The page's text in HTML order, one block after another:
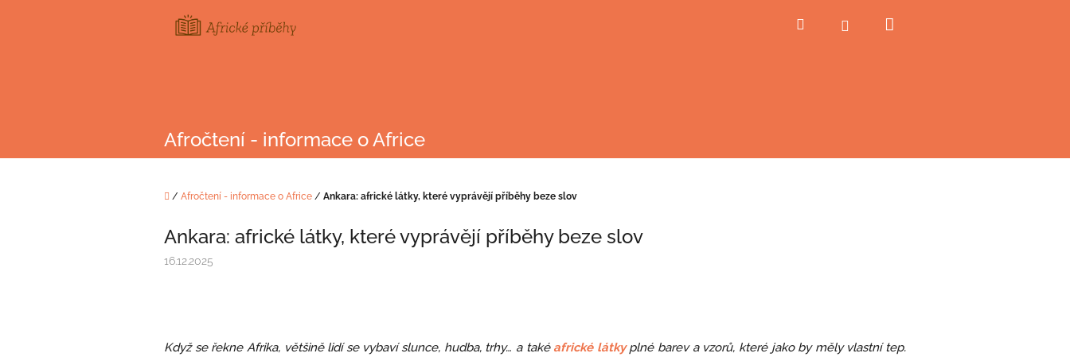
Hledat Přihlášení
Afročtení - informace o Africe
Domů
/ Afročtení - informace o Africe / Ankara: africké látky, které vyprávějí příběhy beze slov
Ankara: africké látky, které vyprávějí příběhy beze slov
16.12.2025
Když se řekne Afrika, většině lidí se vybaví slunce, hudba, trhy… a také africké látkyplné barev a vzorů, které jako by měly vlastní tep.